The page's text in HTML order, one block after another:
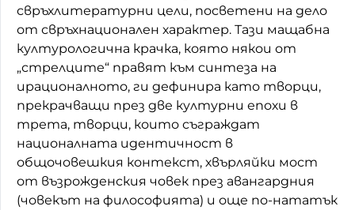
свръхлитературни цели, посветени на дело
от свръхнационален характер. Тази мащабна
културологична крачка, която някои от
„стрелците“ правят към синтеза на
ирационалното, ги дефинира като творци,
прекрачващи през две културни епохи в
трета, творци, които съграждат
националната идентичност в
общочовешкия контекст, хвърляйки мост
от възрожденския човек през авангардния
(човекът на философията) и още по-нататък